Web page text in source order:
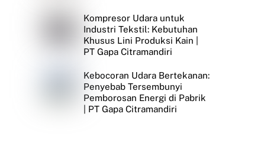
Kompresor Udara untuk
Industri Tekstil: Kebutuhan
Khusus Lini Produksi Kain |
PT Gapa Citramandiri
Kebocoran Udara Bertekanan:
Penyebab Tersembunyi
Pemborosan Energi di Pabrik
| PT Gapa Citramandiri